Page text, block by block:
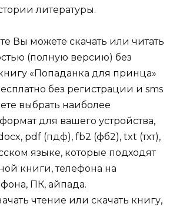
литературы.
Вы можете скачать или читать
(полную версию) без
«Попаданка для принца»
без регистрации и sms
выбрать наиболее
для вашего устройства,
pdf (пдф), fb2 (фб2), txt (тхт),
языке, которые подходят
книги, телефона на
ПК, айпада.
чтение или скачать книгу,